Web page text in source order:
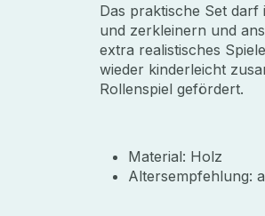
Das praktische Set darf
und zerkleinern und
extra realistisches
wieder kinderleicht
Rollenspiel gefördert.
Material: Holz
Altersempfehlung: